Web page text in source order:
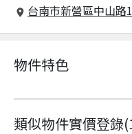
台南市新營區中山路
物件特色
類似物件實價登錄(